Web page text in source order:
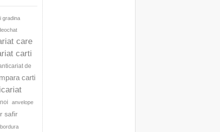
gradina
care
carti
de
carti
anvelope
safir
bordura